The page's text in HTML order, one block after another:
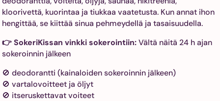
kloorivettä, kuorintaa ja tiukkaa vaatetusta. Kun annat ihon
hengittää, se kiittää sinua pehmeydellä ja tasaisuudella.
👉SokeriKissan vinkki sokerointiin:Vältä näitä 24 h ajan
sokeroinnin jälkeen
🚫 deodorantti (kainaloiden sokeroinnin jälkeen)
🚫 vartalovoitteet ja öljyt
🚫 itseruskettavat voiteet